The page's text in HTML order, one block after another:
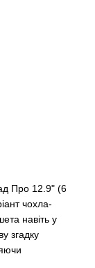
Про 12.9" (6
чохла-
навіть у
згадку